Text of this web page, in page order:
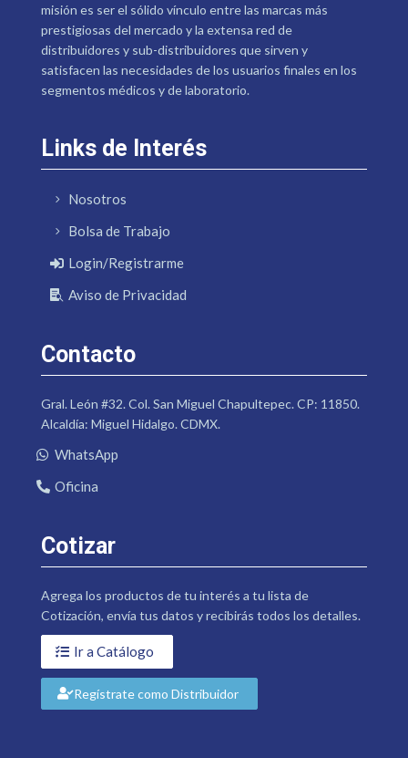
misión es ser el sólido vínculo entre las marcas más
prestigiosas del mercado y la extensa red de
distribuidores y sub-distribuidores que sirven y
satisfacen las necesidades de los usuarios finales en los
segmentos médicos y de laboratorio.
Links de Interés
Nosotros
Bolsa de Trabajo
Login/Registrarme
Aviso de Privacidad
Contacto
Gral. León #32. Col. San Miguel Chapultepec. CP: 11850.
Alcaldía: Miguel Hidalgo. CDMX.
WhatsApp
Oficina
Cotizar
Agrega los productos de tu interés a tu lista de
Cotización, envía tus datos y recibirás todos los detalles.
Ir a Catálogo
Regístrate como Distribuidor